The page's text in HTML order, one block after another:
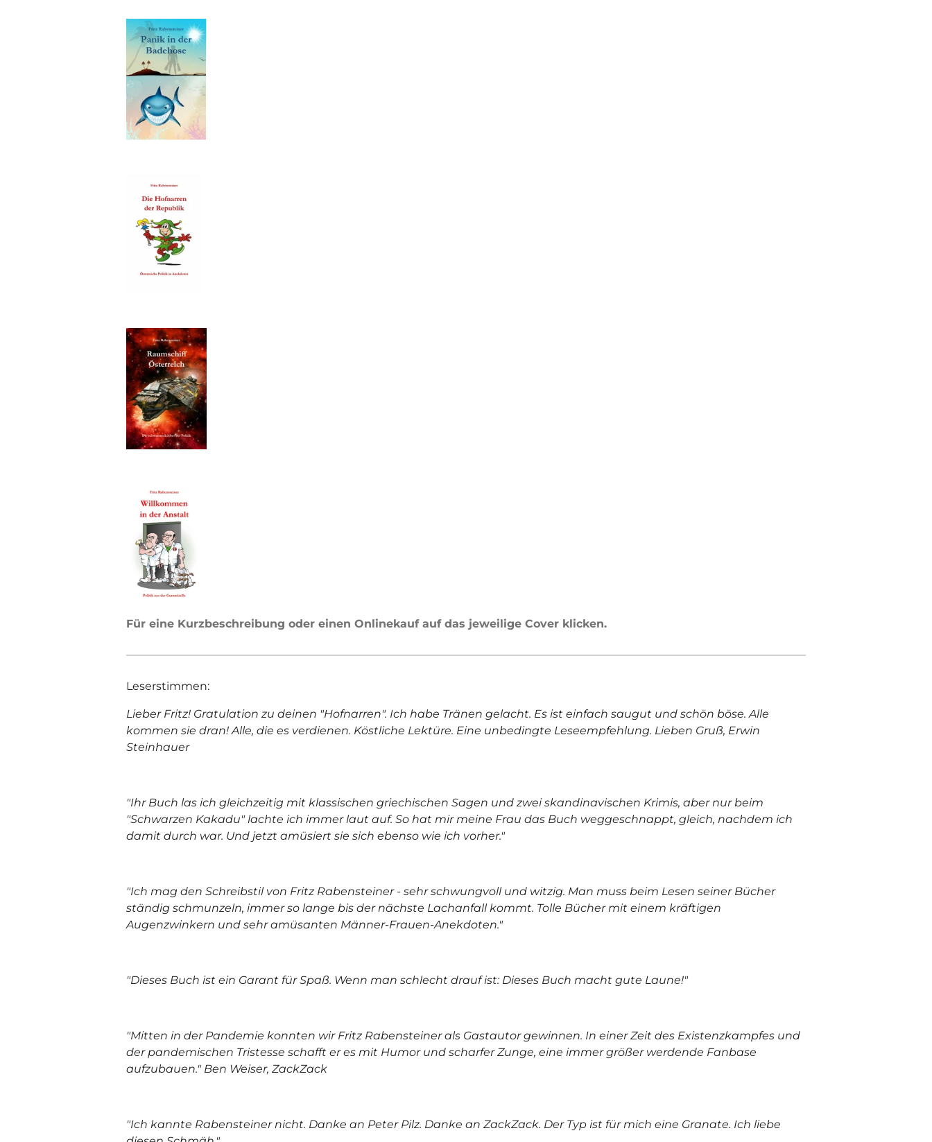
Für eine Kurzbeschreibung oder einen Onlinekauf auf das jeweilige Cover klicken.
Leserstimmen:
Lieber Fritz! Gratulation zu deinen "Hofnarren". Ich habe Tränen gelacht. Es ist einfach saugut und schön böse. Alle
kommen sie dran! Alle, die es verdienen. Köstliche Lektüre. Eine unbedingte Leseempfehlung. Lieben Gruß, Erwin
Steinhauer
"Ihr Buch las ich gleichzeitig mit klassischen griechischen Sagen und zwei skandinavischen Krimis, aber nur beim
"Schwarzen Kakadu" lachte ich immer laut auf. So hat mir meine Frau das Buch weggeschnappt, gleich, nachdem ich
damit durch war. Und jetzt amüsiert sie sich ebenso wie ich vorher."
"Ich mag den Schreibstil von Fritz Rabensteiner - sehr schwungvoll und witzig. Man muss beim Lesen seiner Bücher
ständig schmunzeln, immer so lange bis der nächste Lachanfall kommt. Tolle Bücher mit einem kräftigen
Augenzwinkern und sehr amüsanten Männer-Frauen-Anekdoten."
"Dieses Buch ist ein Garant für Spaß. Wenn man schlecht drauf ist: Dieses Buch macht gute Laune!"
"Mitten in der Pandemie konnten wir Fritz Rabensteiner als Gastautor gewinnen. In einer Zeit des Existenzkampfes und
der pandemischen Tristesse schafft er es mit Humor und scharfer Zunge, eine immer größer werdende Fanbase
aufzubauen." Ben Weiser, ZackZack
"Ich kannte Rabensteiner nicht. Danke an Peter Pilz. Danke an ZackZack. Der Typ ist für mich eine Granate. Ich liebe